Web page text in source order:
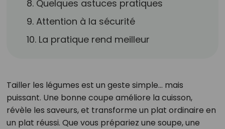
8. Quelques astuces pratiques
9. Attention à la sécurité
10. La pratique rend meilleur
Tailler les légumes est un geste simple… mais
puissant. Une bonne coupe améliore la cuisson,
révèle les saveurs, et transforme un plat ordinaire en
un plat réussi. Que vous prépariez une soupe, une